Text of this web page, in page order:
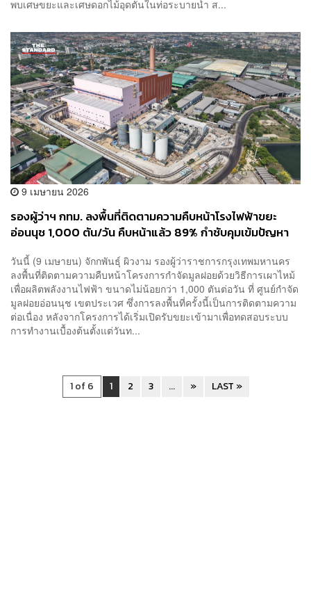
พบเศษขยะและเศษดอกไม้อุดตันในท่อระบายน้ำ ส...
9 เมษายน 2026
รองผู้ว่าฯ กทม. ลงพื้นที่ติดตามความคืบหน้าโรงไฟฟ้าขยะ
อ่อนนุช 1,000 ตัน/วัน คืบหน้าแล้ว 89% กำชับคุมเข้มปัญหา
วันนี้ (9 เมษายน) จักกพันธุ์ ผิวงาม รองผู้ว่าราชการกรุงเทพมหานคร
ลงพื้นที่ติดตามความคืบหน้าโครงการกำจัดมูลฝอยด้วยวิธีการเผาไหม้
เพื่อผลิตพลังงานไฟฟ้า ขนาดไม่น้อยกว่า 1,000 ตันต่อวัน ที่ ศูนย์กำจัด
มูลฝอยอ่อนนุช เขตประเวศ ซึ่งการลงพื้นที่ครั้งนี้เป็นการติดตามความ
ต่อเนื่อง หลังจากโครงการได้เริ่มเปิดรับขยะเข้ามาเพื่อทดสอบระบบ
การทำงานเบื้องต้นตั้งแต่วันท...
1 of 6 1 2 3 ... » LAST »